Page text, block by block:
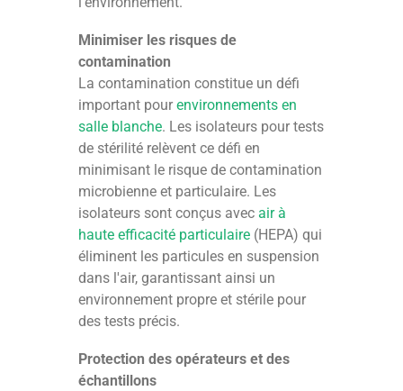
Minimiser les risques de
contamination
La contamination constitue un défi
important pourenvironnements en
salle blanche. Les isolateurs pour tests
de stérilité relèvent ce défi en
minimisant le risque de contamination
microbienne et particulaire. Les
isolateurs sont conçus avecair à
haute efficacité particulaire (HEPA) qui
éliminent les particules en suspension
dans l'air, garantissant ainsi un
environnement propre et stérile pour
des tests précis.
Protection des opérateurs et des
échantillons